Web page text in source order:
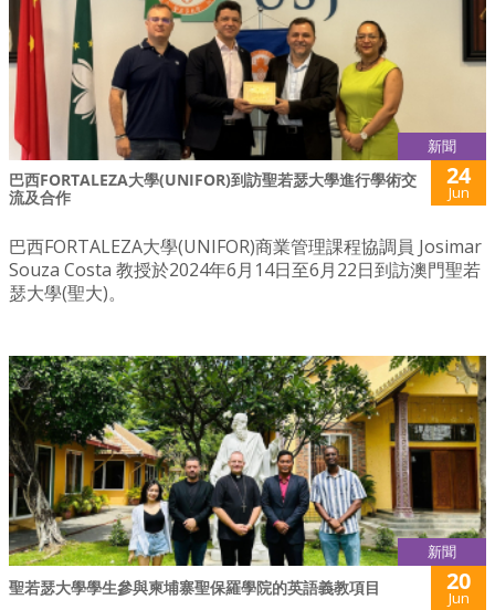
新聞
巴西FORTALEZA大學(UNIFOR)到訪聖若瑟大學進行學術交
流及合作
24
Jun
巴西FORTALEZA大學(UNIFOR)商業管理課程協調員 Josimar
Souza Costa 教授於2024年6月14日至6月22日到訪澳門聖若
瑟大學(聖大)。
新聞
聖若瑟大學學生參與柬埔寨聖保羅學院的英語義教項目 20
Jun